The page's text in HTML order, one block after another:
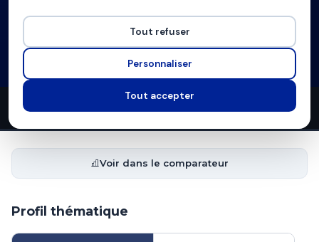
Liste divers gauche
29propositions11thèmes couverts10candidats en lice
Voir dans le comparateur
Profil thématique
Tout refuser
Personnaliser
Tout accepter